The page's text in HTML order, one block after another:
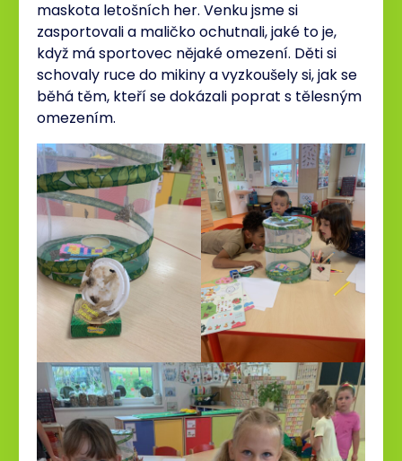
maskota letošních her. Venku jsme si
zasportovali a maličko ochutnali, jaké to je,
když má sportovec nějaké omezení. Děti si
schovaly ruce do mikiny a vyzkoušely si, jak se
běhá těm, kteří se dokázali poprat s tělesným
omezením.